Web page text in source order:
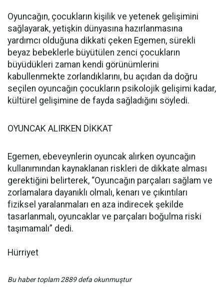
Oyuncağın, çocukların kişilik ve yetenek gelişimini
sağlayarak, yetişkin dünyasına hazırlanmasına
yardımcı olduğuna dikkati çeken Egemen, sürekli
beyaz bebeklerle büyütülen zenci çocukların
büyüdükleri zaman kendi görünümlerini
kabullenmekte zorlandıklarını, bu açıdan da doğru
seçilen oyuncağın çocukların psikolojik gelişimi kadar,
kültürel gelişimine de fayda sağladığını söyledi.
OYUNCAK ALIRKEN DİKKAT
Egemen, ebeveynlerin oyuncak alırken oyuncağın
kullanımından kaynaklanan riskleri de dikkate alması
gerektiğini belirterek, “Oyuncağın parçaları sağlam ve
zorlamalara dayanıklı olmalı, kenarı ve çıkıntıları
fiziksel yaralanmaları en aza indirecek şekilde
tasarlanmalı, oyuncaklar ve parçaları boğulma riski
taşımamalı” dedi.
Hürriyet
Bu haber toplam 2889 defa okunmuştur